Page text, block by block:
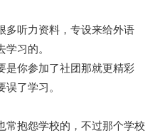
多听力资料，专设来给外语
习的。
是你参加了社团那就更精彩
了学习。
常抱怨学校的，不过那个学校